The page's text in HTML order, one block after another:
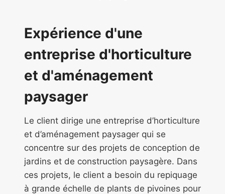
Expérience d'une
entreprise d'horticulture
et d'aménagement
paysager
Le client dirige une entreprise d’horticulture
et d’aménagement paysager qui se
concentre sur des projets de conception de
jardins et de construction paysagère. Dans
ces projets, le client a besoin du repiquage
à grande échelle de plants de pivoines pour